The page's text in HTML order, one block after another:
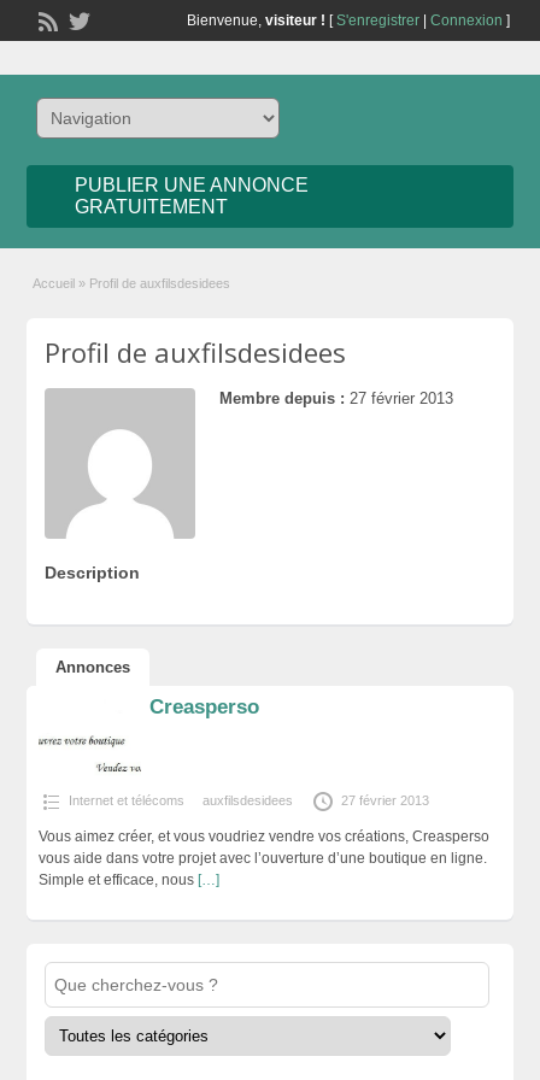
Bienvenue, visiteur ! [S'enregistrer| Connexion ]
PUBLIER UNE ANNONCE
GRATUITEMENT
Accueil » Profil de auxfilsdesidees
Profil de auxfilsdesidees
Membre depuis : 27 février 2013
Description
Annonces
Creasperso
Internet et télécoms auxfilsdesidees 27 février 2013
Vous aimez créer, et vous voudriez vendre vos créations, Creasperso
vous aide dans votre projet avec l’ouverture d’une boutique en ligne.
Simple et efficace, nous […]